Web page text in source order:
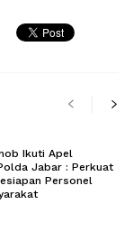
Ikuti Apel
Jabar : Perkuat
Personel